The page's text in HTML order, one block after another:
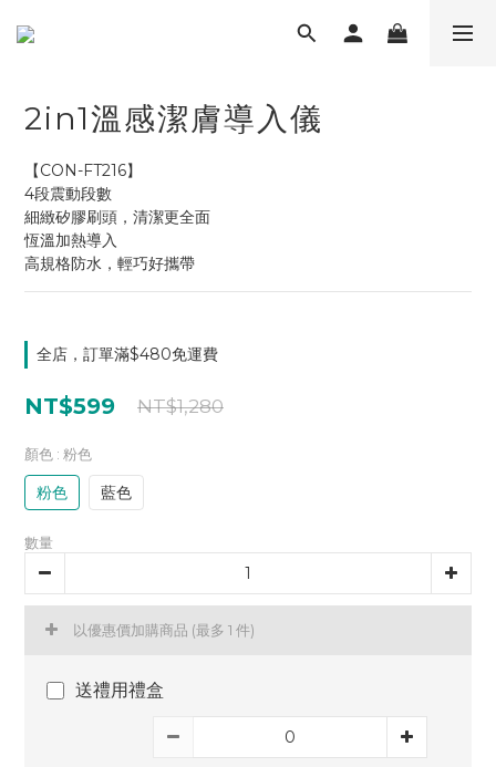
2in1溫感潔膚導入儀
【CON-FT216】
4段震動段數
細緻矽膠刷頭，清潔更全面
恆溫加熱導入
高規格防水，輕巧好攜帶
全店，訂單滿$480免運費
NT$599 NT$1,280
顏色 : 粉色
粉色 藍色
數量
以優惠價加購商品 (最多 1 件)
送禮用禮盒